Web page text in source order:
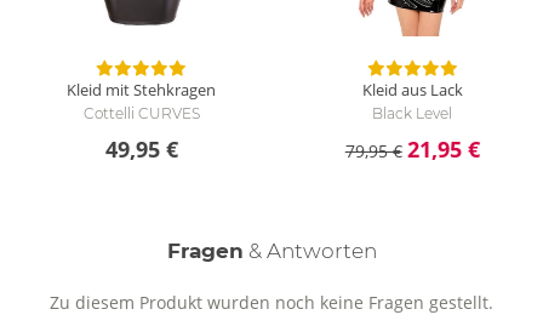
Kleid mit Stehkragen
Cottelli CURVES
49,95 €
Kleid aus Lack
Black Level
79,95 € 21,95 €
Fragen & Antworten
Zu diesem Produkt wurden noch keine Fragen gestellt.